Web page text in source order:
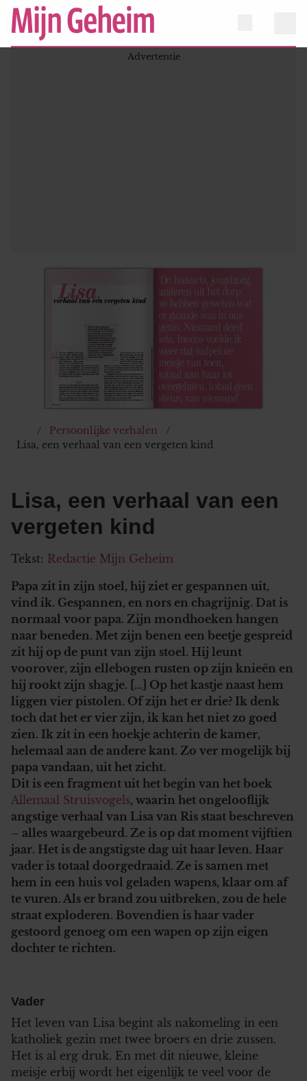
Persoonlijke verhalen
Lisa, een verhaal van een vergeten kind
Lisa, een verhaal van een
vergeten kind
Tekst: Redactie Mijn Geheim
Papa zit in zijn stoel, hij ziet er gespannen uit,
vind ik. Gespannen, en nors en chagrijnig. Dat is
normaal voor papa. Zijn mondhoeken hangen
naar beneden. Met zijn benen een beetje gespreid
zit hij op de punt van zijn stoel. Hij leunt
voorover, zijn ellebogen rusten op zijn knieën en
hij rookt zijn shagje. […] Op het kastje naast hem
liggen vier pistolen. Of zijn het er drie? Ik denk
toch dat het er vier zijn, ik kan het niet zo goed
zien. Ik zit in een hoekje achterin de kamer,
helemaal aan de andere kant. Zo ver mogelijk bij
papa vandaan, uit het zicht.
Dit is een fragment uit het begin van het boek
Allemaal Struisvogels, waarin het ongelooflijk
angstige verhaal van Lisa van Ris staat beschreven
– alles waargebeurd. Ze is op dat moment vijftien
jaar. Het is de angstigste dag uit haar leven. Haar
vader is totaal doorgedraaid. Ze is samen met
hem in een huis vol geladen wapens, klaar om af
te vuren. Als er brand zou uitbreken, zou de hele
straat exploderen. Bovendien is haar vader
gestoord genoeg om een wapen op zijn eigen
dochter te richten.
Vader
Het leven van Lisa begint als nakomeling in een
katholiek gezin met twee broers en drie zussen.
Het is al erg druk. En met dit nieuwe, kleine
meisje erbij wordt het eigenlijk te veel voor de